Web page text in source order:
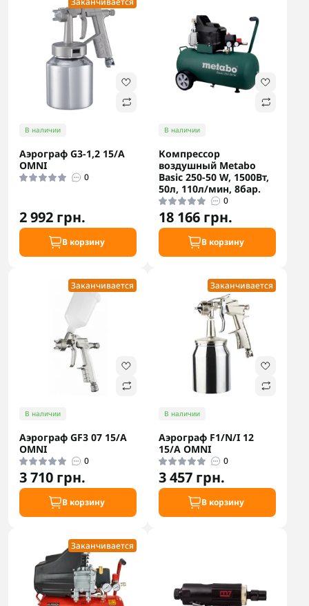
В наличии
Аэрограф G3-1,2 15/A
OMNI
0
2 992 грн.
В корзину
В наличии
Компрессор
воздушный Metabo
Basic 250-50 W, 1500Вт,
50л, 110л/мин, 8бар.
0
18 166 грн.
В корзину
Заканчивается
В наличии
Аэрограф GF3 07 15/A
OMNI
0
3 710 грн.
В корзину
Заканчивается
В наличии
Аэрограф F1/N/I 12
15/A OMNI
0
3 457 грн.
В корзину
Заканчивается